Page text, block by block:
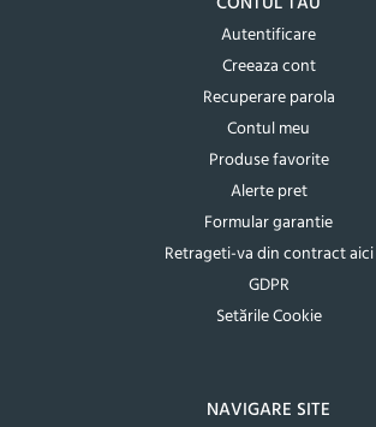
Autentificare
Creeaza cont
Recuperare parola
Contul meu
Produse favorite
Alerte pret
Formular garantie
Retrageti-va din contract aici
GDPR
Setările Cookie
NAVIGARE SITE